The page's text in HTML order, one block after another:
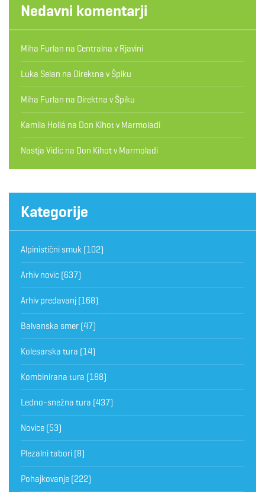
Nedavni komentarji
Miha Furlan na Centralna v Rjavini
Luka Selan na Direktna v Špiku
Miha Furlan na Direktna v Špiku
Kamila Hollá na Don Kihot v Marmoladi
Nastja Vidic na Don Kihot v Marmoladi
Kategorije
Alpinistični smuk (102)
Arhiv novic (637)
Arhiv predavanj (168)
Balvanska smer (47)
Kolesarska tura (14)
Kombinirana tura (188)
Ledno-snežna tura (437)
Novice (53)
Plezalni tabori (8)
Pohajkovanje (222)